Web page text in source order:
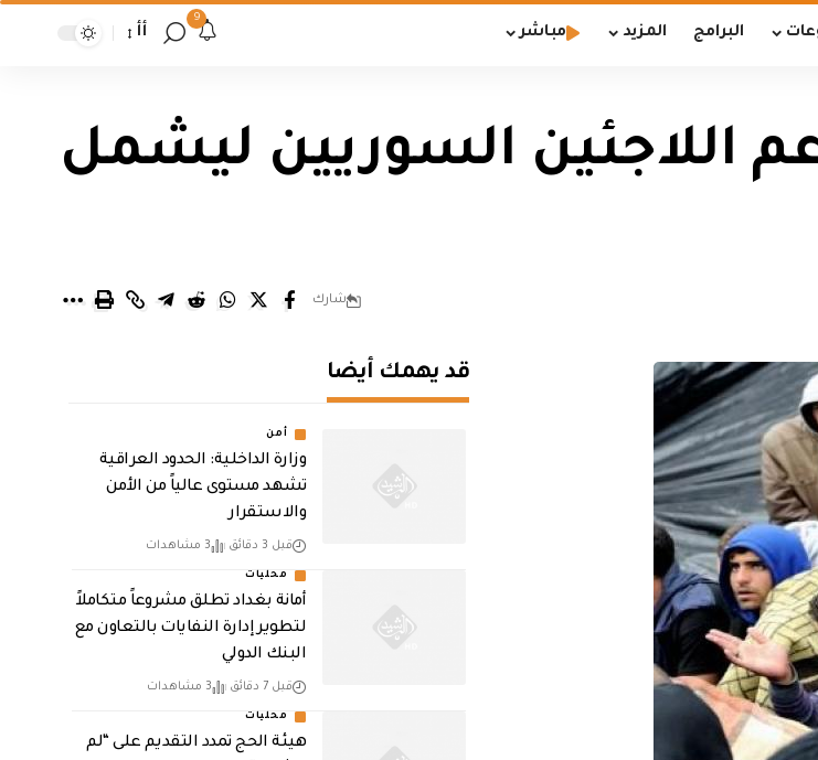
البرامج المزيد مباشر
9
أأ
اللاجئين السوريين ليشمل
شارك
قد يهمك أيضا
أمن
وزارة الداخلية: الحدود العراقية
تشهد مستوى عالياً من الأمن
والاستقرار
قبل 3 دقائق 3 مشاهدات
محليات
أمانة بغداد تطلق مشروعاً متكاملاً
لتطوير إدارة النفايات بالتعاون مع
البنك الدولي
قبل 7 دقائق 3 مشاهدات
محليات
هيئة الحج تمدد التقديم على “لم